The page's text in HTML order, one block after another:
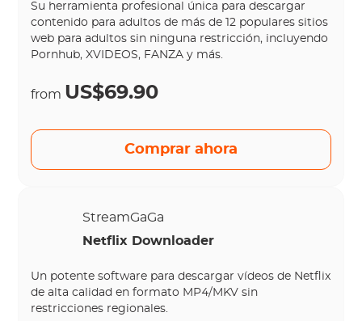
Su herramienta profesional única para descargar
contenido para adultos de más de 12 populares sitios
web para adultos sin ninguna restricción, incluyendo
Pornhub, XVIDEOS, FANZA y más.
from US$69.90
Comprar ahora
StreamGaGa
Netflix Downloader
Un potente software para descargar vídeos de Netflix
de alta calidad en formato MP4/MKV sin
restricciones regionales.